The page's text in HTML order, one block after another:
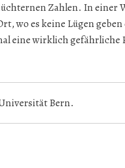
Zahlen. In einer
wo es keine Lügen
eine wirklich gefährliche
Bern.